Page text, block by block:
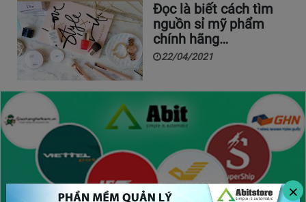
×
Đọc là biết cách tìm
nguồn sỉ mỹ phẩm
chính hãng…
22/04/2021